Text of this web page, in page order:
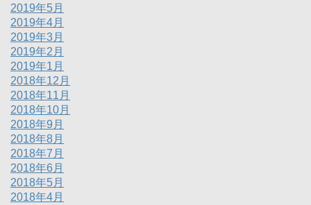
2019年5月
2019年4月
2019年3月
2019年2月
2019年1月
2018年12月
2018年11月
2018年10月
2018年9月
2018年8月
2018年7月
2018年6月
2018年5月
2018年4月